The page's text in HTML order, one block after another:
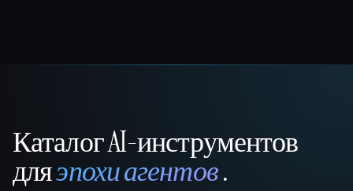
That AI Collection
Каталог AI-инструментов
дляэпохи агентов.